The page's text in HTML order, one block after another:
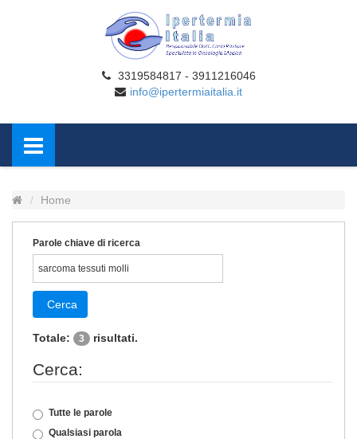
3319584817 - 3911216046
info@ipertermiaitalia.it
Home
Parole chiave di ricerca
Cerca
Totale: 3 risultati.
Cerca:
Tutte le parole
Qualsiasi parola